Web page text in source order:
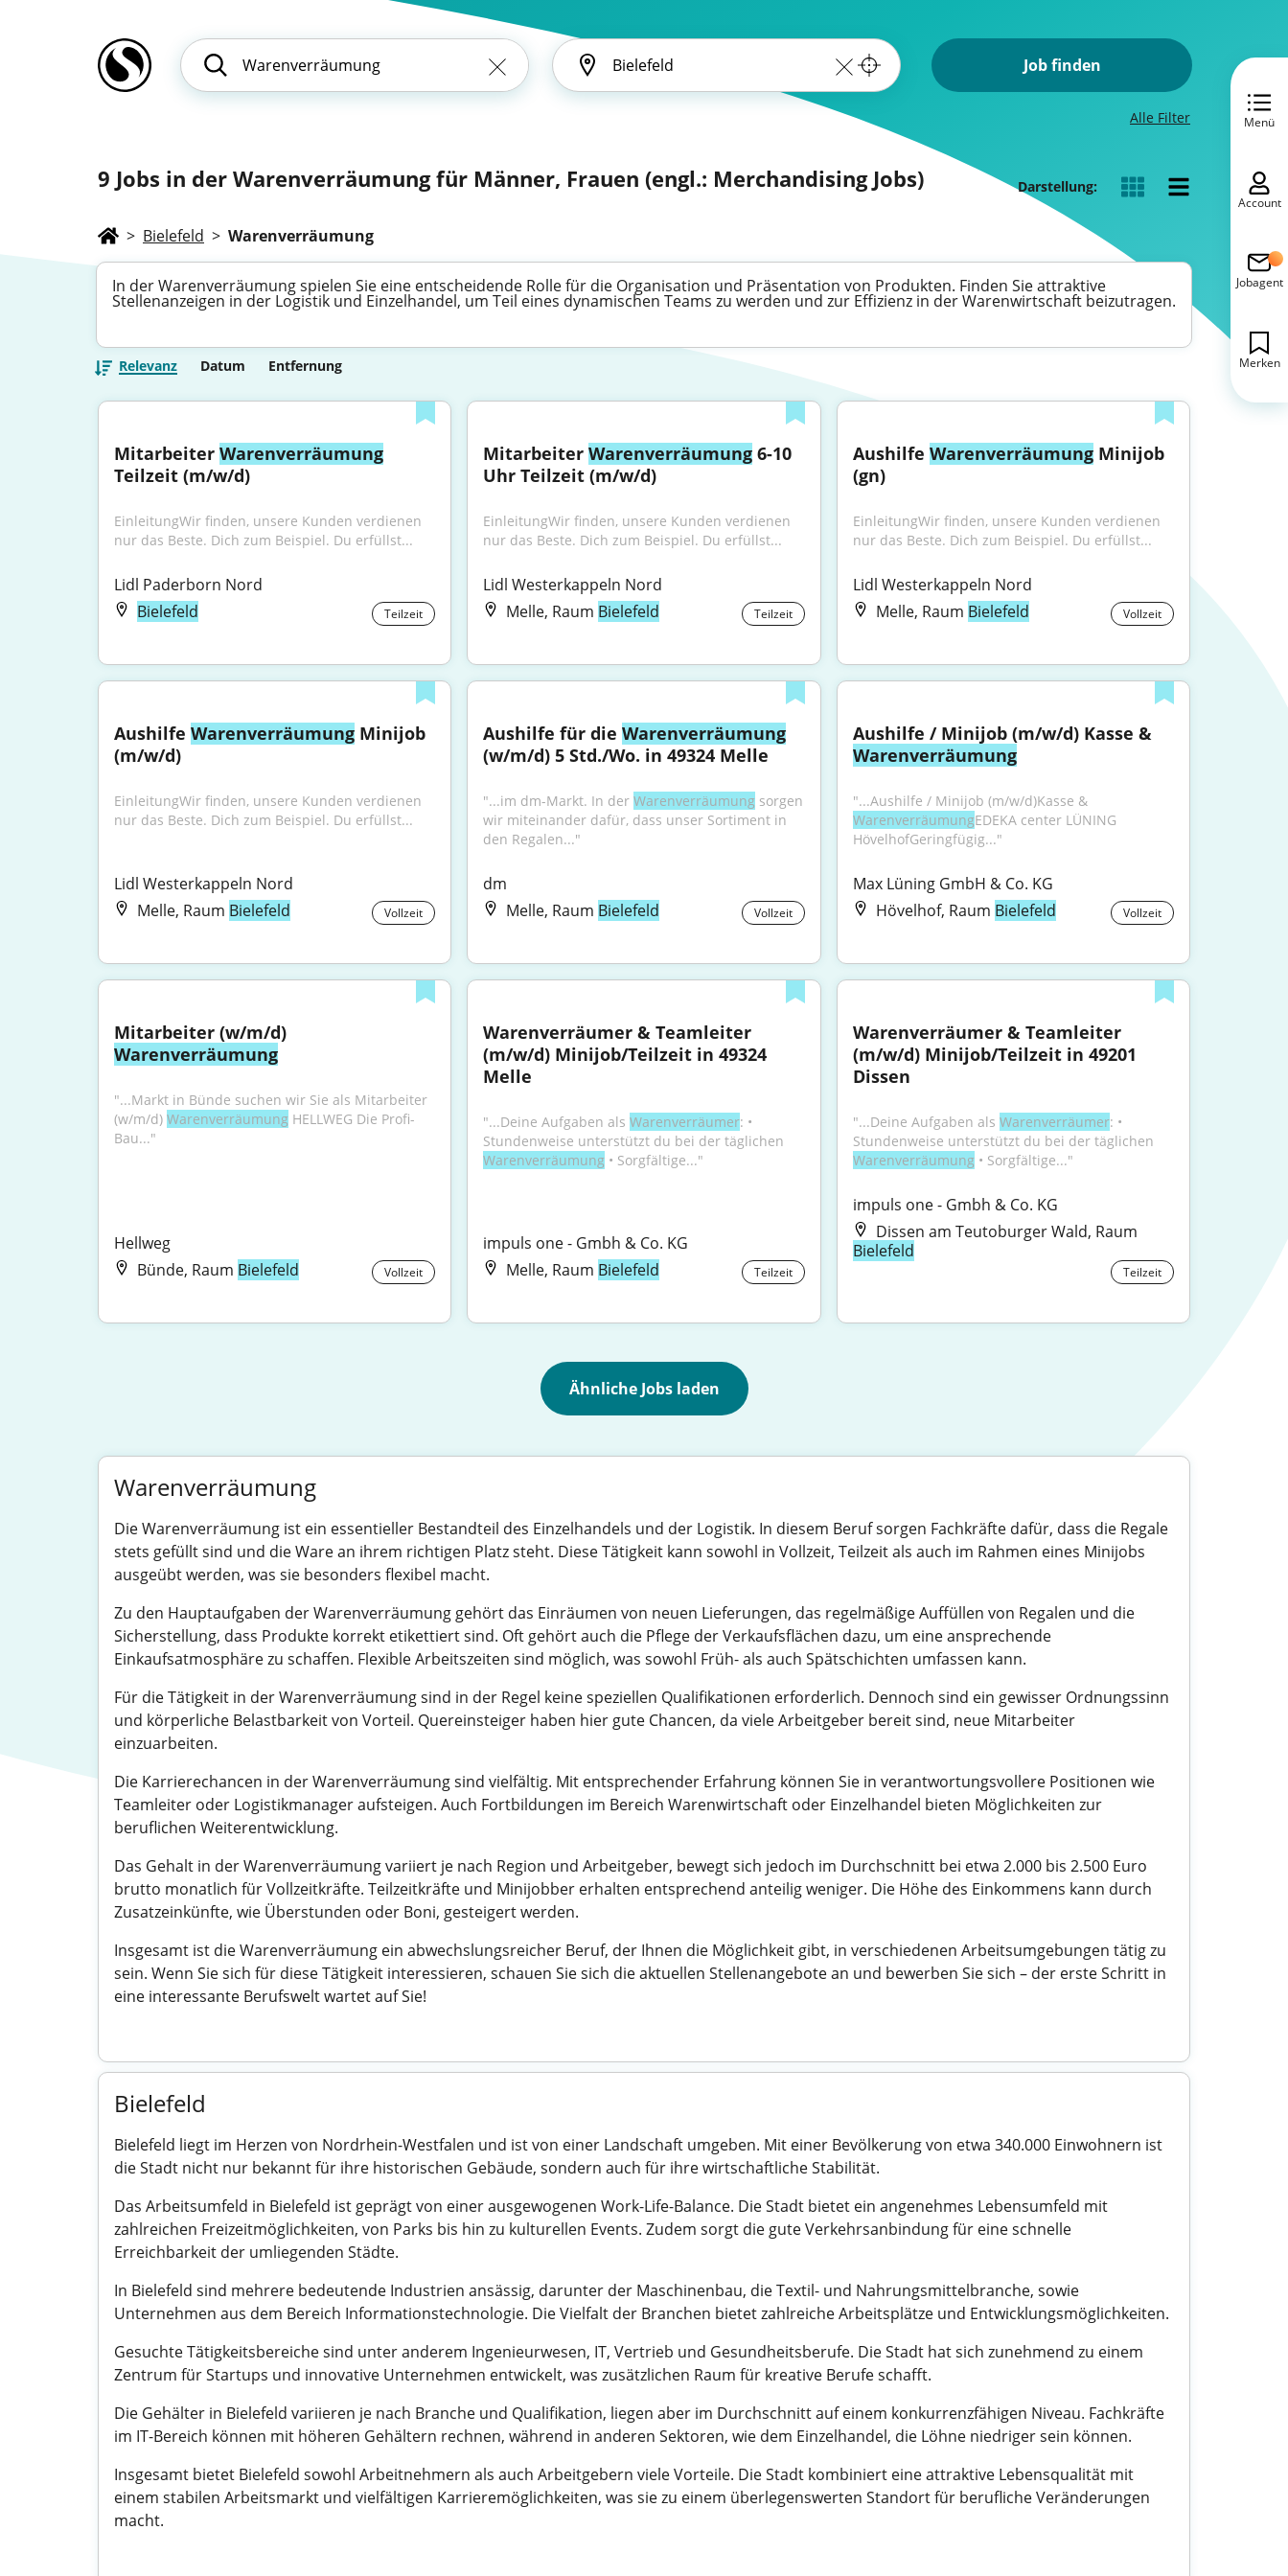
Job finden
Alle Filter
9 Jobs in der Warenverräumung für Männer, Frauen (engl.: Merchandising Jobs) Darstellung:
> Bielefeld > Warenverräumung
In der Warenverräumung spielen Sie eine entscheidende Rolle für die Organisation und Präsentation von Produkten. Finden Sie attraktive
Stellenanzeigen in der Logistik und Einzelhandel, um Teil eines dynamischen Teams zu werden und zur Effizienz in der Warenwirtschaft beizutragen.
Relevanz Datum Entfernung
Mitarbeiter Warenverräumung
Teilzeit (m/w/d)
EinleitungWir finden, unsere Kunden verdienen
nur das Beste. Dich zum Beispiel. Du erfüllst...
Lidl Paderborn Nord
Bielefeld
Teilzeit
Mitarbeiter Warenverräumung 6-10
Uhr Teilzeit (m/w/d)
EinleitungWir finden, unsere Kunden verdienen
nur das Beste. Dich zum Beispiel. Du erfüllst...
Lidl Westerkappeln Nord
Melle, Raum Bielefeld Teilzeit
Aushilfe Warenverräumung Minijob
(gn)
EinleitungWir finden, unsere Kunden verdienen
nur das Beste. Dich zum Beispiel. Du erfüllst...
Lidl Westerkappeln Nord
Melle, Raum Bielefeld Vollzeit
Aushilfe Warenverräumung Minijob
(m/w/d)
EinleitungWir finden, unsere Kunden verdienen
nur das Beste. Dich zum Beispiel. Du erfüllst...
Lidl Westerkappeln Nord
Melle, Raum Bielefeld Vollzeit
Aushilfe für die Warenverräumung
(w/m/d) 5 Std./Wo. in 49324 Melle
"...im dm-Markt. In der Warenverräumung sorgen
wir miteinander dafür, dass unser Sortiment in
den Regalen..."
dm
Melle, Raum Bielefeld Vollzeit
Aushilfe / Minijob (m/w/d) Kasse &
Warenverräumung
"...Aushilfe / Minijob (m/w/d)Kasse &
Warenverräumung​EDEKA center LÜNING
HövelhofGeringfügig..."
Max Lüning GmbH & Co. KG
Hövelhof, Raum Bielefeld Vollzeit
Warenverräumung
"...Markt in Bünde suchen wir Sie als Mitarbeiter
(w/m/d) Warenverräumung HELLWEG Die Profi-
Bau..."
Hellweg
Bünde, Raum Bielefeld Vollzeit
Warenverräumer & Teamleiter
(m/w/d) Minijob/Teilzeit in 49324
Melle
"...Deine Aufgaben als Warenverräumer: •
Warenverräumung • Sorgfältige..."
impuls one - Gmbh & Co. KG
Melle, Raum Bielefeld Teilzeit
Warenverräumer & Teamleiter
(m/w/d) Minijob/Teilzeit in 49201
Dissen
"...Deine Aufgaben als Warenverräumer: •
Warenverräumung • Sorgfältige..."
impuls one - Gmbh & Co. KG
Dissen am Teutoburger Wald, Raum
Bielefeld
Teilzeit
Ähnliche Jobs laden
Warenverräumung
Die Warenverräumung ist ein essentieller Bestandteil des Einzelhandels und der Logistik. In diesem Beruf sorgen Fachkräfte dafür, dass die Regale
stets gefüllt sind und die Ware an ihrem richtigen Platz steht. Diese Tätigkeit kann sowohl in Vollzeit, Teilzeit als auch im Rahmen eines Minijobs
ausgeübt werden, was sie besonders flexibel macht.
Zu den Hauptaufgaben der Warenverräumung gehört das Einräumen von neuen Lieferungen, das regelmäßige Auffüllen von Regalen und die
Sicherstellung, dass Produkte korrekt etikettiert sind. Oft gehört auch die Pflege der Verkaufsflächen dazu, um eine ansprechende
Einkaufsatmosphäre zu schaffen. Flexible Arbeitszeiten sind möglich, was sowohl Früh- als auch Spätschichten umfassen kann.
Für die Tätigkeit in der Warenverräumung sind in der Regel keine speziellen Qualifikationen erforderlich. Dennoch sind ein gewisser Ordnungssinn
und körperliche Belastbarkeit von Vorteil. Quereinsteiger haben hier gute Chancen, da viele Arbeitgeber bereit sind, neue Mitarbeiter
einzuarbeiten.
Die Karrierechancen in der Warenverräumung sind vielfältig. Mit entsprechender Erfahrung können Sie in verantwortungsvollere Positionen wie
Teamleiter oder Logistikmanager aufsteigen. Auch Fortbildungen im Bereich Warenwirtschaft oder Einzelhandel bieten Möglichkeiten zur
beruflichen Weiterentwicklung.
Das Gehalt in der Warenverräumung variiert je nach Region und Arbeitgeber, bewegt sich jedoch im Durchschnitt bei etwa 2.000 bis 2.500 Euro
brutto monatlich für Vollzeitkräfte. Teilzeitkräfte und Minijobber erhalten entsprechend anteilig weniger. Die Höhe des Einkommens kann durch
Zusatzeinkünfte, wie Überstunden oder Boni, gesteigert werden.
Insgesamt ist die Warenverräumung ein abwechslungsreicher Beruf, der Ihnen die Möglichkeit gibt, in verschiedenen Arbeitsumgebungen tätig zu
sein. Wenn Sie sich für diese Tätigkeit interessieren, schauen Sie sich die aktuellen Stellenangebote an und bewerben Sie sich – der erste Schritt in
eine interessante Berufswelt wartet auf Sie!
Bielefeld
Bielefeld liegt im Herzen von Nordrhein-Westfalen und ist von einer Landschaft umgeben. Mit einer Bevölkerung von etwa 340.000 Einwohnern ist
die Stadt nicht nur bekannt für ihre historischen Gebäude, sondern auch für ihre wirtschaftliche Stabilität.
Das Arbeitsumfeld in Bielefeld ist geprägt von einer ausgewogenen Work-Life-Balance. Die Stadt bietet ein angenehmes Lebensumfeld mit
zahlreichen Freizeitmöglichkeiten, von Parks bis hin zu kulturellen Events. Zudem sorgt die gute Verkehrsanbindung für eine schnelle
Erreichbarkeit der umliegenden Städte.
In Bielefeld sind mehrere bedeutende Industrien ansässig, darunter der Maschinenbau, die Textil- und Nahrungsmittelbranche, sowie
Unternehmen aus dem Bereich Informationstechnologie. Die Vielfalt der Branchen bietet zahlreiche Arbeitsplätze und Entwicklungsmöglichkeiten.
Gesuchte Tätigkeitsbereiche sind unter anderem Ingenieurwesen, IT, Vertrieb und Gesundheitsberufe. Die Stadt hat sich zunehmend zu einem
Zentrum für Startups und innovative Unternehmen entwickelt, was zusätzlichen Raum für kreative Berufe schafft.
Die Gehälter in Bielefeld variieren je nach Branche und Qualifikation, liegen aber im Durchschnitt auf einem konkurrenzfähigen Niveau. Fachkräfte
im IT-Bereich können mit höheren Gehältern rechnen, während in anderen Sektoren, wie dem Einzelhandel, die Löhne niedriger sein können.
Insgesamt bietet Bielefeld sowohl Arbeitnehmern als auch Arbeitgebern viele Vorteile. Die Stadt kombiniert eine attraktive Lebensqualität mit
einem stabilen Arbeitsmarkt und vielfältigen Karrieremöglichkeiten, was sie zu einem überlegenswerten Standort für berufliche Veränderungen
macht.
Menü
Account
Jobagent
Merken